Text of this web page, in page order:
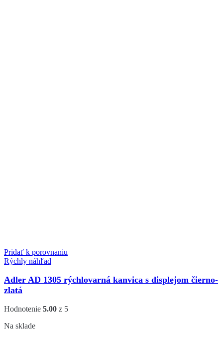
Pridať k porovnaniu
Rýchly náhľad
Adler AD 1305 rýchlovarná kanvica s displejom čierno-
zlatá
Hodnotenie 5.00 z 5
Na sklade